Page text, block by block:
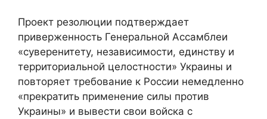
Проект резолюции подтверждает
приверженность Генеральной Ассамблеи
«суверенитету, независимости, единству и
территориальной целостности» Украины и
повторяет требование к России немедленно
«прекратить применение силы против
Украины» и вывести свои войска с